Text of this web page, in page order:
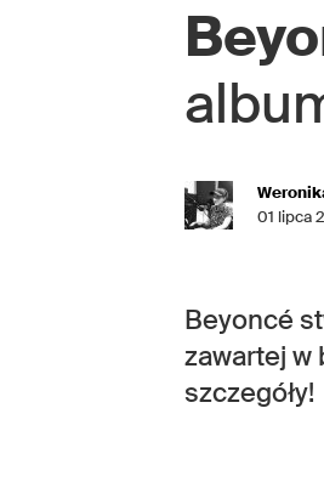
01 lipca
Beyoncé
zawartej w
szczegóły!